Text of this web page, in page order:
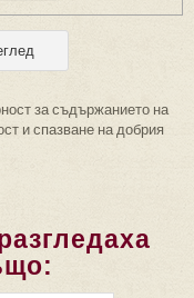
за съдържанието на
и спазване на добрия